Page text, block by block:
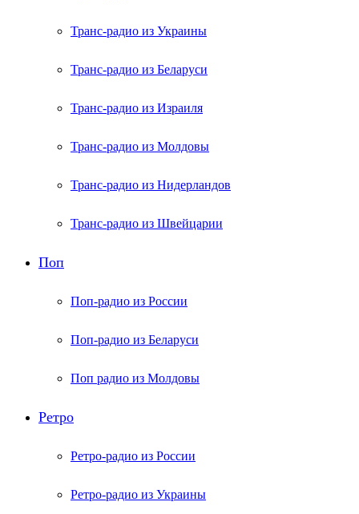
Транс-радио из Украины
Транс-радио из Беларуси
Транс-радио из Израиля
Транс-радио из Молдовы
Транс-радио из Нидерландов
Транс-радио из Швейцарии
Поп
Поп-радио из России
Поп-радио из Беларуси
Поп радио из Молдовы
Ретро
Ретро-радио из России
Ретро-радио из Украины